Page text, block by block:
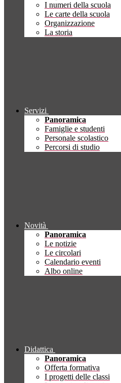
I numeri della scuola
Le carte della scuola
Organizzazione
La storia
Servizi
Panoramica
Famiglie e studenti
Personale scolastico
Percorsi di studio
Novità
Panoramica
Le notizie
Le circolari
Calendario eventi
Albo online
Didattica
Panoramica
Offerta formativa
I progetti delle classi